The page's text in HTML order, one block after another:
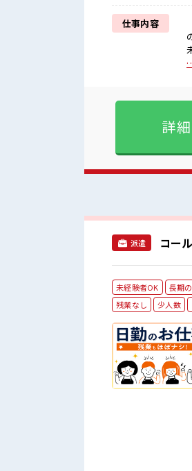
仕事内容
詳
派遣 コー
未経験者OK 長期
残業なし
少人数